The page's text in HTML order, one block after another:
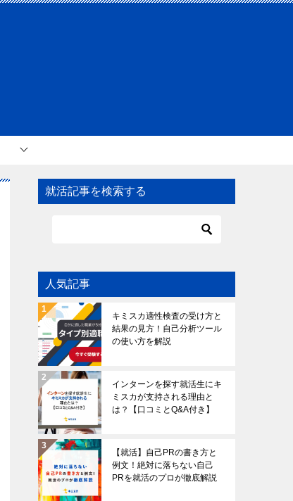
就活記事を検索する
人気記事
キミスカ適性検査の受け方と
結果の見方！自己分析ツール
の使い方を解説
インターンを探す就活生にキ
ミスカが支持される理由と
は？【口コミとQ&A付き】
【就活】自己PRの書き方と
例文！絶対に落ちない自己
PRを就活のプロが徹底解説